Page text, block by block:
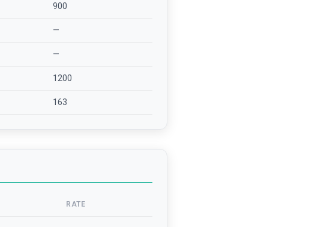
900
—
—
1200
163
RATE